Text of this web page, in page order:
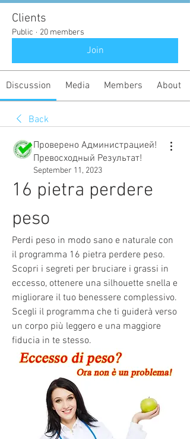
Clients
Public · 20 members
Join
Discussion Media Members About
Back
Проверено Администрацией!
Превосходный Результат!
September 11, 2023
16 pietra perdere
peso
Perdi peso in modo sano e naturale con
il programma 16 pietra perdere peso.
Scopri i segreti per bruciare i grassi in
eccesso, ottenere una silhouette snella e
migliorare il tuo benessere complessivo.
Scegli il programma che ti guiderà verso
un corpo più leggero e una maggiore
fiducia in te stesso.